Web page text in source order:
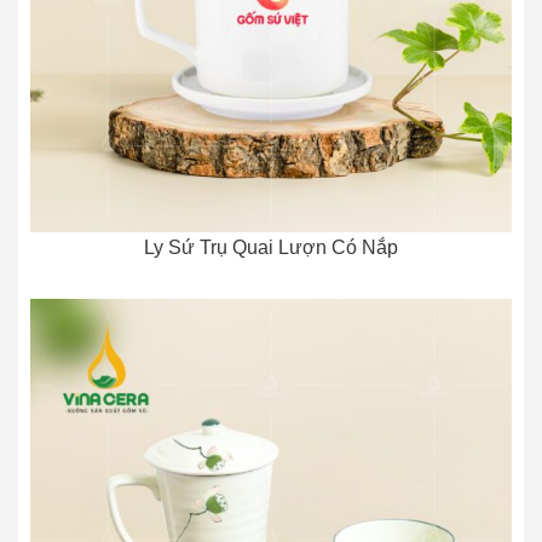
Ly Sứ Trụ Quai Lượn Có Nắp